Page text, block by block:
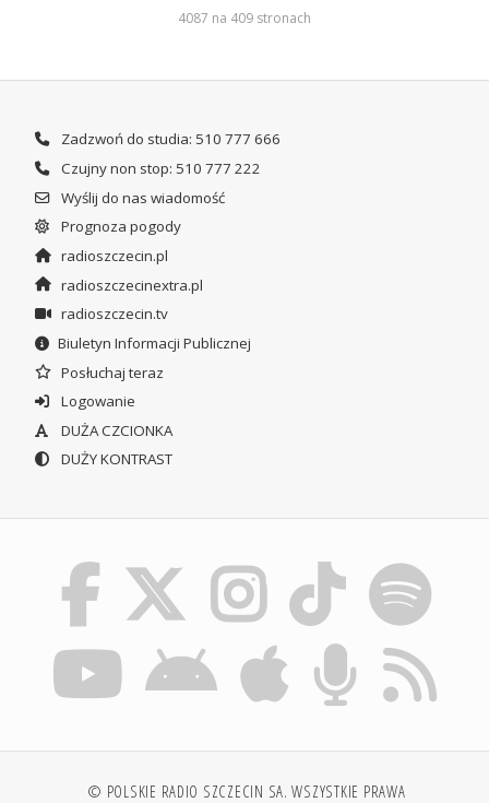
4087 na 409 stronach
Zadzwoń do studia: 510 777 666
Czujny non stop: 510 777 222
Wyślij do nas wiadomość
Prognoza pogody
radioszczecin.pl
radioszczecinextra.pl
radioszczecin.tv
Biuletyn Informacji Publicznej
Posłuchaj teraz
Logowanie
DUŻA CZCIONKA
DUŻY KONTRAST
© POLSKIE RADIO SZCZECIN SA. WSZYSTKIE PRAWA